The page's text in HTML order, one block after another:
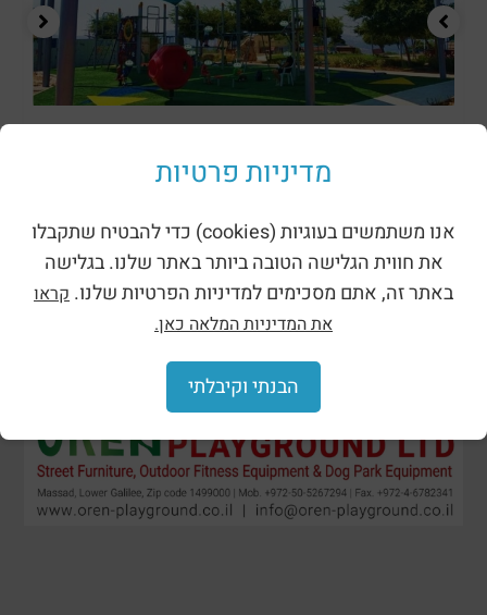
מדיניות פרטיות
אנו משתמשים בעוגיות (cookies) כדי להבטיח שתקבלו
את חווית הגלישה הטובה ביותר באתר שלנו. בגלישה
באתר זה, אתם מסכימים למדיניות הפרטיות שלנו. קראו
את המדיניות המלאה כאן.
הבנתי וקיבלתי